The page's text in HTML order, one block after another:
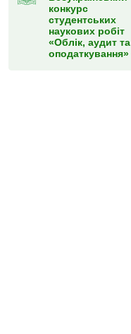
конкурс
студентських
наукових робіт
«Облік, аудит та
оподаткування»